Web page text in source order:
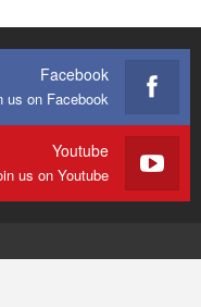
Facebook
us on Facebook
Youtube
us on Youtube